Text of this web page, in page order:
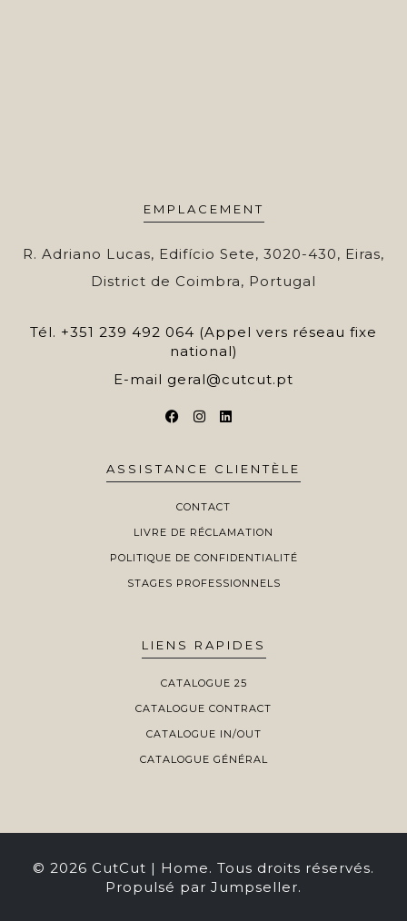
EMPLACEMENT
R. Adriano Lucas, Edifício Sete, 3020-430, Eiras,
District de Coimbra, Portugal
Tél. +351 239 492 064 (Appel vers réseau fixe
national)
E-mail geral@cutcut.pt
ASSISTANCE CLIENTÈLE
CONTACT
LIVRE DE RÉCLAMATION
POLITIQUE DE CONFIDENTIALITÉ
STAGES PROFESSIONNELS
LIENS RAPIDES
CATALOGUE 25
CATALOGUE CONTRACT
CATALOGUE IN/OUT
CATALOGUE GÉNÉRAL
© 2026 CutCut | Home. Tous droits réservés.
Propulsé par Jumpseller.